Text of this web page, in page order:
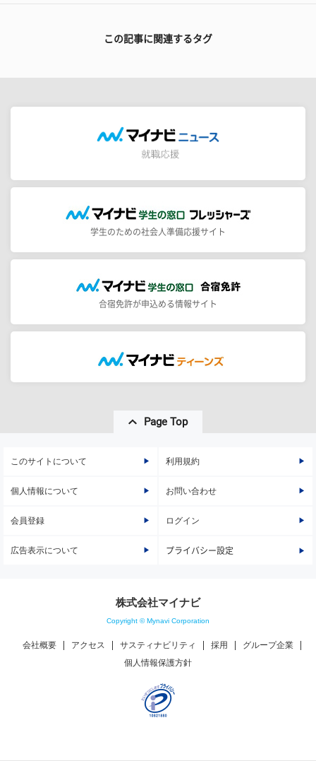
この記事に関連するタグ
学生のための社会人準備応援サイト
合宿免許が申込める情報サイト
Page Top
このサイトについて 利用規約
個人情報について お問い合わせ
会員登録 ログイン
広告表示について プライバシー設定
株式会社マイナビ
Copyright © Mynavi Corporation
会社概要 アクセス サスティナビリティ 採用
グループ企業
個人情報保護方針